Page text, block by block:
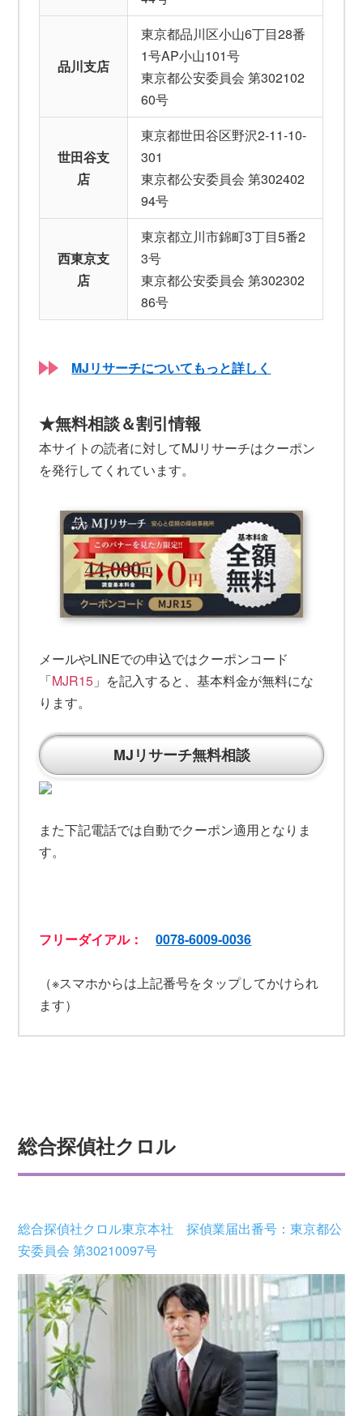
品川支店
東京都品川区小山6丁目28番
1号AP小山101号
東京都公安委員会 第302102
60号
世田谷支
店
東京都世田谷区野沢2-11-10-
301
東京都公安委員会 第302402
94号
西東京支
店
東京都立川市錦町3丁目5番2
3号
東京都公安委員会 第302302
86号
MJリサーチについてもっと詳しく
★無料相談＆割引情報
本サイトの読者に対してMJリサーチはクーポン
を発行してくれています。
メールやLINEでの申込ではクーポンコード
「MJR15 」を記入すると、基本料金が無料にな
ります。
MJリサーチ無料相談
また下記電話では自動でクーポン適用となりま
す。
フリーダイアル：0078-6009-0036
（※スマホからは上記番号をタップしてかけられ
ます）
総合探偵社クロル
総合探偵社クロル東京本社 探偵業届出番号：東京都公
安委員会 第30210097号